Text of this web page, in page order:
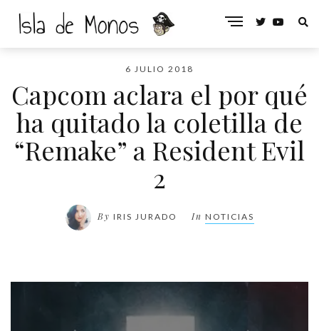
6 JULIO 2018
Capcom aclara el por qué
ha quitado la coletilla de
“Remake” a Resident Evil
2
By IRIS JURADO In NOTICIAS